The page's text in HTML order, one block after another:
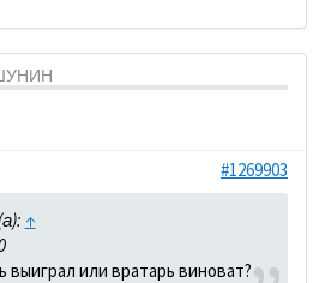
#1269903
↑
выиграл или вратарь виноват?